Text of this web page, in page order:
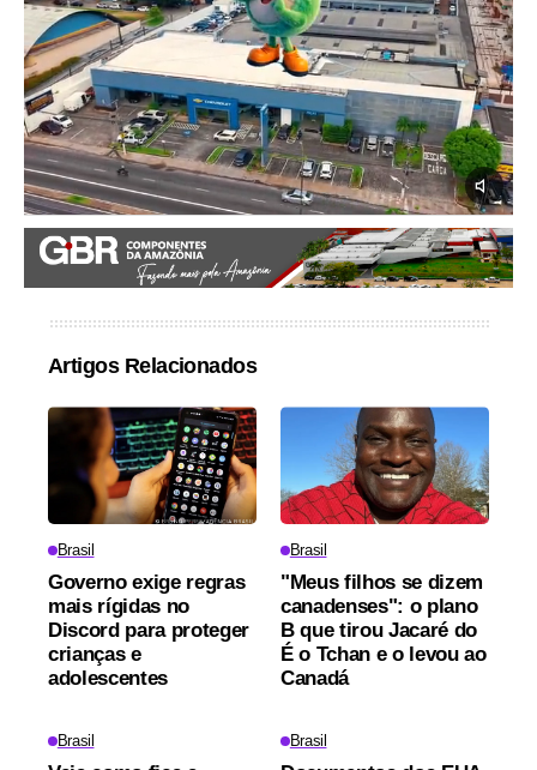
Artigos Relacionados
Brasil
Governo exige regras
mais rígidas no
Discord para proteger
crianças e
adolescentes
Brasil
"Meus filhos se dizem
canadenses": o plano
B que tirou Jacaré do
É o Tchan e o levou ao
Canadá
Brasil Brasil